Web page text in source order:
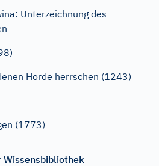
Unterzeichnung des
Horde herrschen (1243)
(1773)